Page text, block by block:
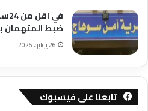
ضبط المتهمان
26 يوليو، 2026
تابعنا على فيسبوك